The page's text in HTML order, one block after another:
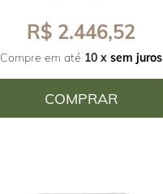
R$ 2.446,52
Compre em até 10 x sem juros
COMPRAR